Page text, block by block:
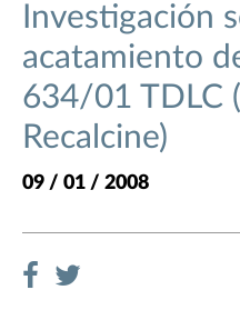
Investigación
acatamiento
634/01 TDLC
Recalcine)
09 / 01 / 2008